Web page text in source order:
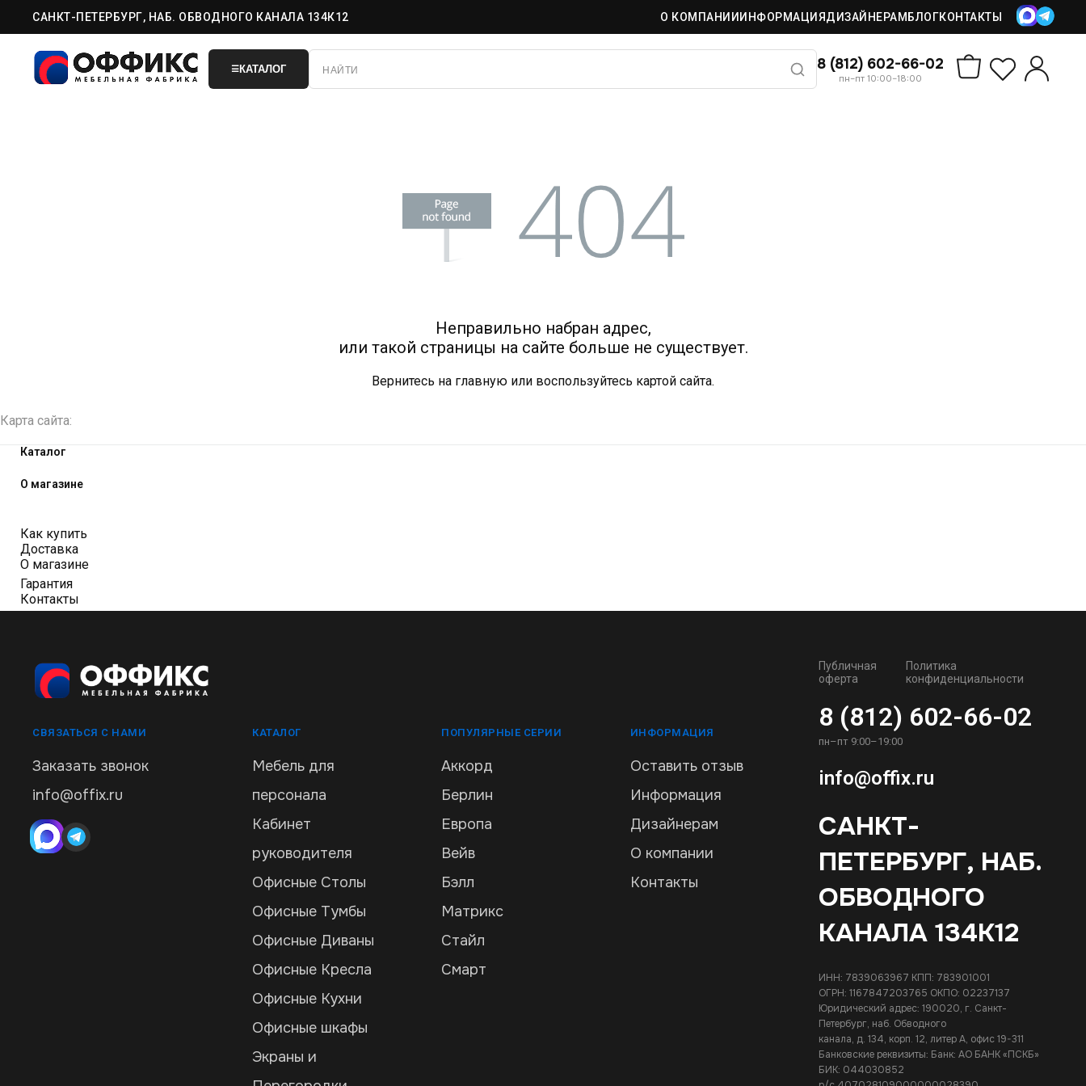
САНКТ-ПЕТЕРБУРГ, НАБ. ОБВОДНОГО КАНАЛА 134К12 О КОМПАНИИ ИНФОРМАЦИЯДИЗАЙНЕРАМ БЛОГКОНТАКТЫ
☰КАТАЛОГ 8 (812) 602-66-02
пн–пт 10:00–18:00
Неправильно набран адрес,
или такой страницы на сайте больше не существует.
Вернитесь на главную или воспользуйтесь картой сайта.
Карта сайта:
Каталог
О магазине
Как купить
Доставка
О магазине
Гарантия
Контакты
СВЯЗАТЬСЯ С НАМИ
Заказать звонок
info@offix.ru
КАТАЛОГ
Мебель для
персонала
Кабинет
руководителя
Офисные Столы
Офисные Тумбы
Офисные Диваны
Офисные Кресла
Офисные Кухни
Офисные шкафы
Экраны и
ПОПУЛЯРНЫЕ СЕРИИ
Аккорд
Берлин
Европа
Вейв
Бэлл
Матрикс
Стайл
Смарт
ИНФОРМАЦИЯ
Оставить отзыв
Информация
Дизайнерам
О компании
Контакты
Публичная
оферта
Политика
конфиденциальности
8 (812) 602-66-02
пн–пт 9:00–19:00
info@offix.ru
САНКТ-
ПЕТЕРБУРГ, НАБ.
ОБВОДНОГО
КАНАЛА 134К12
ИНН: 7839063967 КПП: 783901001
ОГРН: 1167847203765 ОКПО: 02237137
Юридический адрес: 190020, г. Санкт-
Петербург, наб. Обводного
канала, д. 134, корп. 12, литер А, офис 19-311
Банковские реквизиты: Банк: АО БАНК «ПСКБ»
БИК: 044030852